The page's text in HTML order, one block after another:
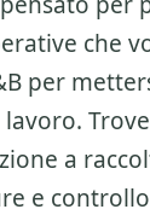
che
per
a
e